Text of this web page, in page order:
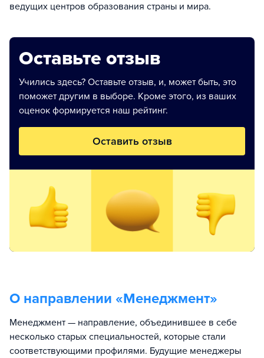
ведущих центров образования страны и мира.
Оставьте отзыв
Учились здесь? Оставьте отзыв, и, может быть, это
поможет другим в выборе. Кроме этого, из ваших
оценок формируется наш рейтинг.
Оставить отзыв
О направлении «Менеджмент»
Менеджмент — направление, объединившее в себе
несколько старых специальностей, которые стали
соответствующими профилями. Будущие менеджеры